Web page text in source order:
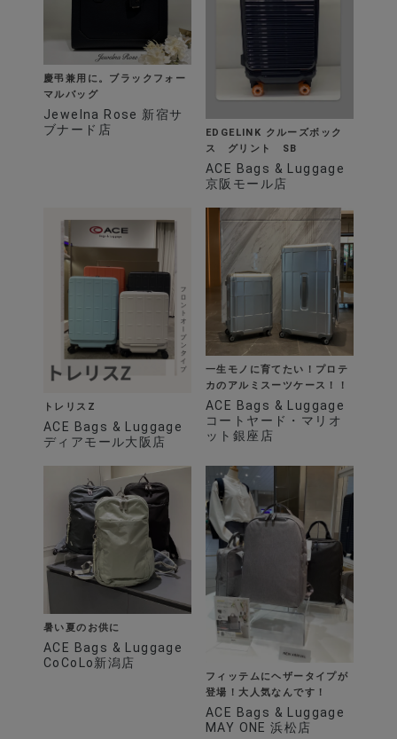
慶弔兼用に。ブラックフォー
マルバッグ
Jewelna Rose 新宿サ
ブナード店
EDGELINK クルーズボック
ス グリント SB
ACE Bags & Luggage
京阪モール店
トレリスZ
ACE Bags & Luggage
ディアモール大阪店
一生モノに育てたい！プロテ
カのアルミスーツケース！！
ACE Bags & Luggage
コートヤード・マリオ
ット銀座店
暑い夏のお供に
ACE Bags & Luggage
CoCoLo新潟店
フィッテムにヘザータイプが
登場！大人気なんです！
ACE Bags & Luggage
MAY ONE 浜松店